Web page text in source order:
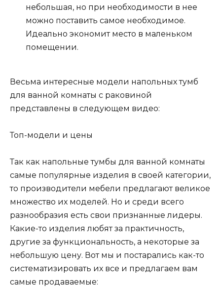
небольшая, но при необходимости в нее
можно поставить самое необходимое.
Идеально экономит место в маленьком
помещении.
Весьма интересные модели напольных тумб
для ванной комнаты с раковиной
представлены в следующем видео:
Топ-модели и цены
Так как напольные тумбы для ванной комнаты
самые популярные изделия в своей категории,
то производители мебели предлагают великое
множество их моделей. Но и среди всего
разнообразия есть свои признанные лидеры.
Какие-то изделия любят за практичность,
другие за функциональность, а некоторые за
небольшую цену. Вот мы и постарались как-то
систематизировать их все и предлагаем вам
самые продаваемые: